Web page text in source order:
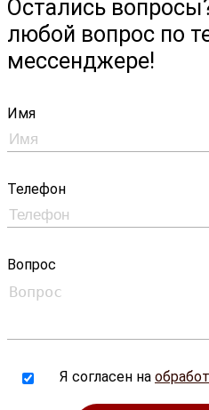
Остались
любой вопрос по
мессенджере!
Имя
Телефон
Вопрос
Я согласен на